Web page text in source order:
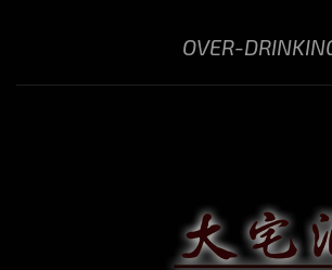
OVER-